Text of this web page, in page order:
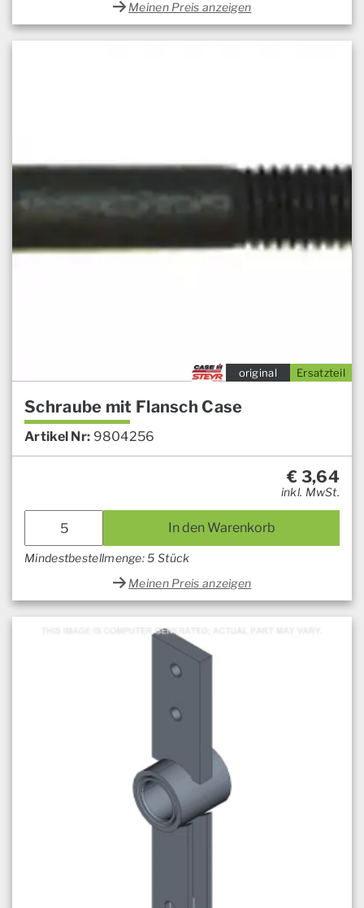
Meinen Preis anzeigen
Ersatzteil
original
Schraube mit Flansch Case
Artikel Nr: 9804256
€ 3,64
inkl. MwSt.
In den Warenkorb
Mindestbestellmenge: 5 Stück
Meinen Preis anzeigen